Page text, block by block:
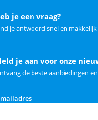
je een vraag?
je antwoord snel en
je aan voor onze
de beste aanbiedingen
mailadres